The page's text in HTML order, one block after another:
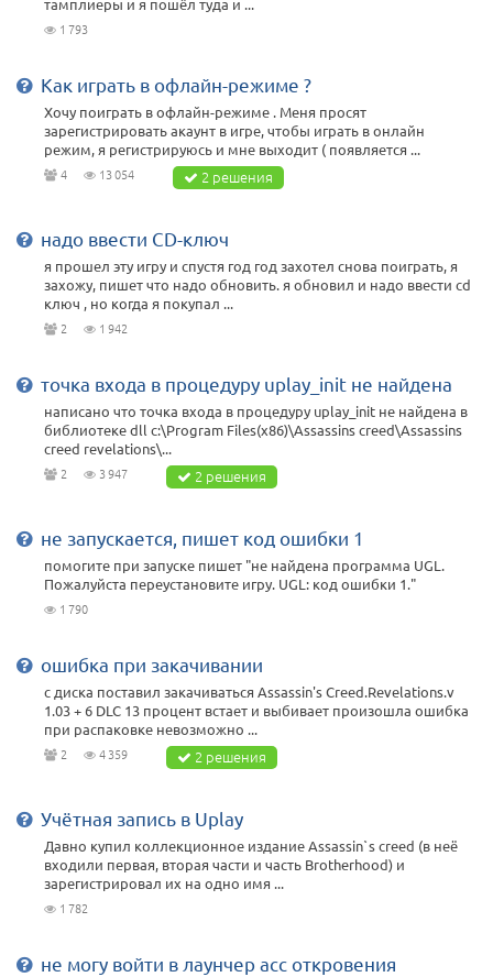
тамплиеры и я пошёл туда и ...
1 793
Как играть в офлайн-режиме ?
Хочу поиграть в офлайн-режиме . Меня просят
зарегистрировать акаунт в игре, чтобы играть в онлайн
режим, я регистрируюсь и мне выходит ( появляется ...
4 13 054 2 решения
надо ввести CD-ключ
я прошел эту игру и спустя год год захотел снова поиграть, я
захожу, пишет что надо обновить. я обновил и надо ввести сd
ключ , но когда я покупал ...
2 1 942
точка входа в процедуру uplay_init не найдена
написано что точка входа в процедуру uplay_init не найдена в
библиотеке dll c:\Program Files(x86)\Assassins creed\Assassins
creed revelations\...
2 3 947 2 решения
не запускается, пишет код ошибки 1
помогите при запуске пишет "не найдена программа UGL.
Пожалуйста переустановите игру. UGL: код ошибки 1."
1 790
ошибка при закачивании
с диска поставил закачиваться Assassin's Creed.Revelations.v
1.03 + 6 DLC 13 процент встает и выбивает произошла ошибка
при распаковке невозможно ...
2 4 359 2 решения
Учётная запись в Uplay
Давно купил коллекционное издание Assassin`s creed (в неё
входили первая, вторая части и часть Brotherhood) и
зарегистрировал их на одно имя ...
1 782
не могу войти в лаунчер асс откровения